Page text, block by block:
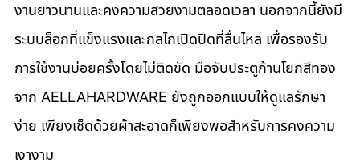
งานยาวนานและคงความสวยงามตลอดเวลา นอกจากนี้ยังมี
ระบบล็อกที่แข็งแรงและกลไกเปิดปิดที่ลื่นไหล เพื่อรองรับ
การใช้งานบ่อยครั้งโดยไม่ติดขัด มือจับประตูก้านโยกสีทอง
จาก AELLAHARDWARE ยังถูกออกแบบให้ดูแลรักษา
ง่าย เพียงเช็ดด้วยผ้าสะอาดก็เพียงพอสำหรับการคงความ
เงางาม